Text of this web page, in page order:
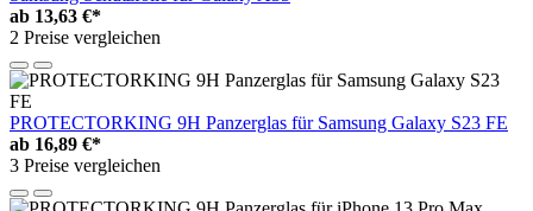
ab 13,63 €*
2 Preise vergleichen
PROTECTORKING 9H Panzerglas für Samsung Galaxy S23 FE
ab 16,89 €*
3 Preise vergleichen